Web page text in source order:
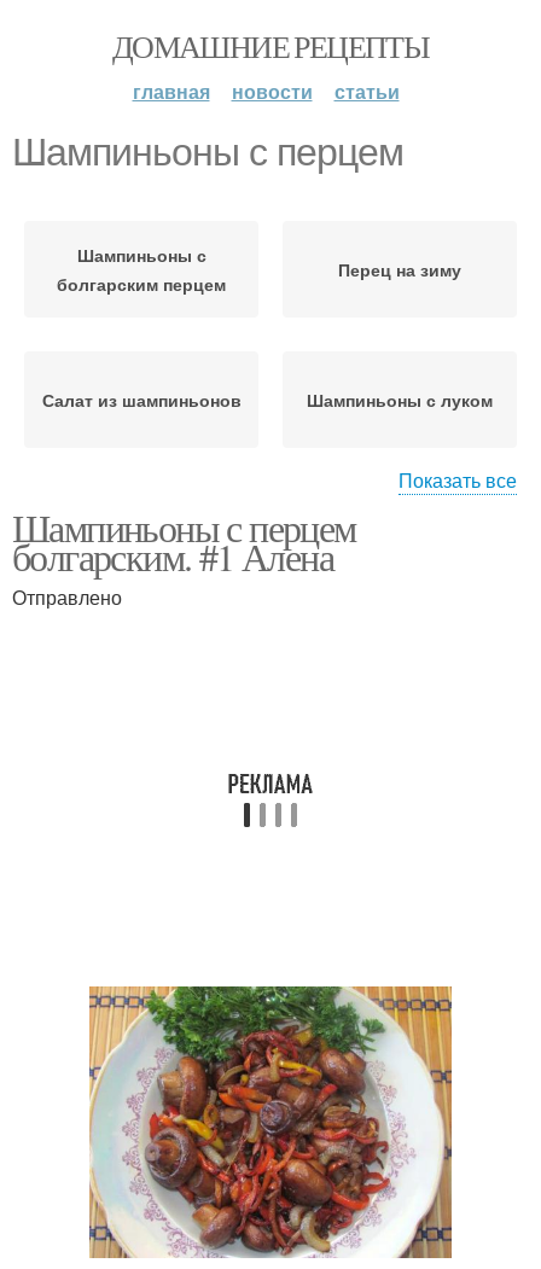
ДОМАШНИЕ РЕЦЕПТЫ
главная новости статьи
Шампиньоны с перцем
Шампиньоны с
болгарским перцем
Перец на зиму
Салат из шампиньонов Шампиньоны с луком
Болгарские перцы
Грибы с болгарским
Острые шампиньоны
Показать все
Шампиньоны с перцем
болгарским. #1 Алена
Отправлено